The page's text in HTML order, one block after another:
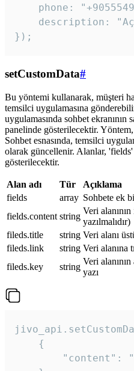
phone:
description:
});
setCustomData#
Bu yöntemi kullanarak, müşteri
temsilci uygulamasına
uygulamasında sohbet ekranının
panelinde gösterilecektir.
Sohbet esnasında, temsilci
olarak güncellenir. Alanlar, 'fields'
gösterilecektir.
Alan adı Tür
Açıklama
fields
array Sohbete ek
fields.content string
Veri
yazılmalıdır)
fileds.title
string Veri alanı
fileds.link
string Veri alanına
fileds.key
string
Veri
yazı
    {
"content":